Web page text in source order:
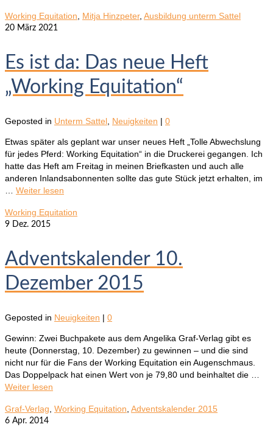
Working Equitation Mitja Hinzpeter, Ausbildung unterm Sattel
20 März 2021
Es ist da: Das neue Heft
„Working Equitation“
Geposted in Unterm Sattel Neuigkeiten | 0
Etwas später als geplant war unser neues Heft „Tolle Abwechslung
für jedes Pferd: Working Equitation“ in die Druckerei gegangen. Ich
hatte das Heft am Freitag in meinen Briefkasten und auch alle
anderen Inlandsabonnenten sollte das gute Stück jetzt erhalten, im
Weiter lesen
Working Equitation
9 Dez. 2015
Adventskalender 10.
Dezember 2015
Geposted in Neuigkeiten | 0
Gewinn: Zwei Buchpakete aus dem Angelika Graf-Verlag gibt es
heute (Donnerstag, 10. Dezember) zu gewinnen – und die sind
nicht nur für die Fans der Working Equitation ein Augenschmaus.
Das Doppelpack hat einen Wert von je 79,80 und beinhaltet die …
Weiter lesen
Graf-Verlag, Working Equitation, Adventskalender 2015
6 Apr. 2014